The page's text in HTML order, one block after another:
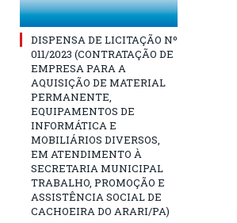
DISPENSA DE LICITAÇÃO Nº
011/2023 (CONTRATAÇÃO DE
EMPRESA PARA A
AQUISIÇÃO DE MATERIAL
PERMANENTE,
EQUIPAMENTOS DE
INFORMÁTICA E
MOBILIÁRIOS DIVERSOS,
EM ATENDIMENTO À
SECRETARIA MUNICIPAL
TRABALHO, PROMOÇÃO E
ASSISTÊNCIA SOCIAL DE
CACHOEIRA DO ARARI/PA)